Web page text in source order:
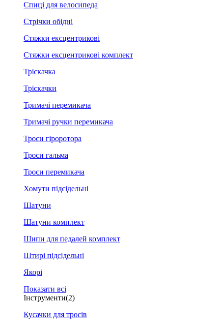
Спиці для велосипеда
Стрічки обідні
Стяжки ексцентрикові
Стяжки ексцентрикові комплект
Тріскачка
Тріскачки
Тримачі перемикача
Тримачі ручки перемикача
Троси гіроротора
Троси гальма
Троси перемикача
Хомути підсідельні
Шатуни
Шатуни комплект
Шипи для педалей комплект
Штирі підсідельні
Якорі
Показати всі
Інструменти(2)
Кусачки для тросів